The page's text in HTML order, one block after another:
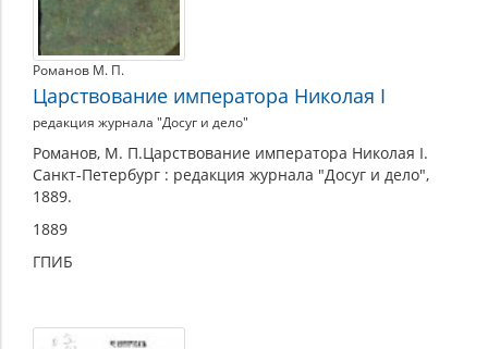
Романов М. П.
Царствование императора Николая I
редакция журнала "Досуг и дело"
Романов, М. П.Царствование императора Николая I.
Санкт-Петербург : редакция журнала "Досуг и дело",
1889.
1889
ГПИБ